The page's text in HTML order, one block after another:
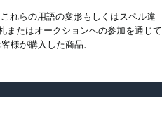
れらの用語の変形もしくはスペル違
またはオークションへの参加を通じて
様が購入した商品、